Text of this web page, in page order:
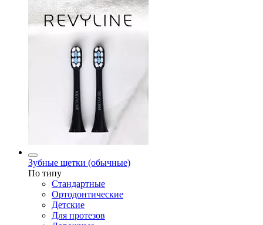
Зубные щетки (обычные)
По типу
Стандартные
Ортодонтические
Детские
Для протезов